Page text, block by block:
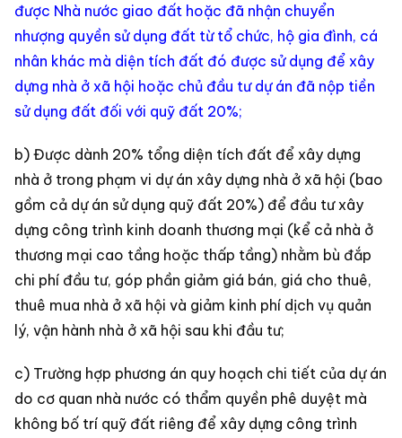
được Nhà nước giao đất hoặc đã nhận chuyển
nhượng quyền sử dụng đất từ tổ chức, hộ gia đình, cá
nhân khác mà diện tích đất đó được sử dụng để xây
dựng nhà ở xã hội hoặc chủ đầu tư dự án đã nộp tiền
sử dụng đất đối với quỹ đất 20%;
b) Được dành 20% tổng diện tích đất để xây dựng
nhà ở trong phạm vi dự án xây dựng nhà ở xã hội (bao
gồm cả dự án sử dụng quỹ đất 20%) để đầu tư xây
dựng công trình kinh doanh thương mại (kể cả nhà ở
thương mại cao tầng hoặc thấp tầng) nhằm bù đắp
chi phí đầu tư, góp phần giảm giá bán, giá cho thuê,
thuê mua nhà ở xã hội và giảm kinh phí dịch vụ quản
lý, vận hành nhà ở xã hội sau khi đầu tư;
c) Trường hợp phương án quy hoạch chi tiết của dự án
do cơ quan nhà nước có thẩm quyền phê duyệt mà
không bố trí quỹ đất riêng để xây dựng công trình